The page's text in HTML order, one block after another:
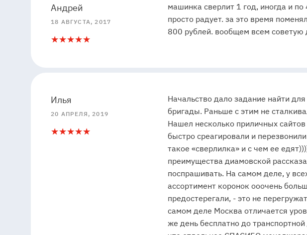
55
Андрей
18 АВГУСТА, 2017
5
1
машинка сверлит 1 год, иногда и по
просто радует. за это время
800 рублей. вообщем всем
55
Илья
20 АПРЕЛЯ, 2019
5
1
Начальство дало задание найти
бригады. Раньше с этим не
Нашел несколько приличных
быстро среагировали и
такое «сверлилка» и с чем ее
преимущества диамовской
поспрашивать. На самом деле, у
ассортимент коронок ооочень
предостерегали, - это не
самом деле Москва отличается
же день бесплатно до